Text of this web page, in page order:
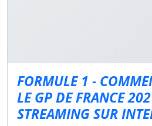
FORMULE 1 -
LE GP DE FRANCE
STREAMING SUR